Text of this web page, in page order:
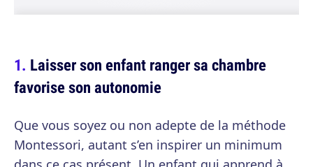
Laisser son enfant ranger sa chambre
favorise son autonomie
Que vous soyez ou non adepte de la méthode
Montessori, autant s’en inspirer un minimum